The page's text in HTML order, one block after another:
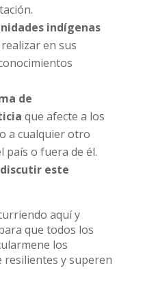
indígenas
en sus
de
que afecte a los
a cualquier otro
país o fuera de él.
este
aquí y
que todos los
los
resilientes y superen